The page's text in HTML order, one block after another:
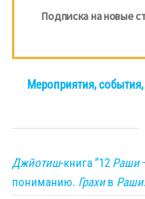
Подписка на новые
Мероприятия,
Джйотиш-книга “12 Раши
пониманию. Грахив Раши